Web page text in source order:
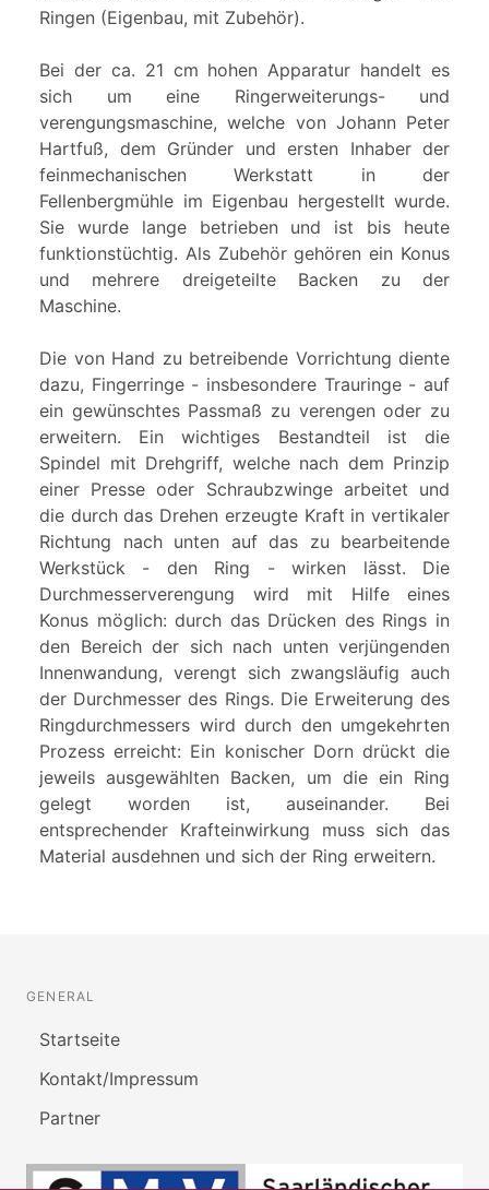
Ringen (Eigenbau, mit Zubehör).
Bei der ca. 21 cm hohen Apparatur handelt es
sich um eine Ringerweiterungs- und
verengungsmaschine, welche von Johann Peter
Hartfuß, dem Gründer und ersten Inhaber der
feinmechanischen Werkstatt in der
Fellenbergmühle im Eigenbau hergestellt wurde.
Sie wurde lange betrieben und ist bis heute
funktionstüchtig. Als Zubehör gehören ein Konus
und mehrere dreigeteilte Backen zu der
Maschine.
Die von Hand zu betreibende Vorrichtung diente
dazu, Fingerringe - insbesondere Trauringe - auf
ein gewünschtes Passmaß zu verengen oder zu
erweitern. Ein wichtiges Bestandteil ist die
Spindel mit Drehgriff, welche nach dem Prinzip
einer Presse oder Schraubzwinge arbeitet und
die durch das Drehen erzeugte Kraft in vertikaler
Richtung nach unten auf das zu bearbeitende
Werkstück - den Ring - wirken lässt. Die
Durchmesserverengung wird mit Hilfe eines
Konus möglich: durch das Drücken des Rings in
den Bereich der sich nach unten verjüngenden
Innenwandung, verengt sich zwangsläufig auch
der Durchmesser des Rings. Die Erweiterung des
Ringdurchmessers wird durch den umgekehrten
Prozess erreicht: Ein konischer Dorn drückt die
jeweils ausgewählten Backen, um die ein Ring
gelegt worden ist, auseinander. Bei
entsprechender Krafteinwirkung muss sich das
Material ausdehnen und sich der Ring erweitern.
GENERAL
Startseite
Kontakt/Impressum
Partner